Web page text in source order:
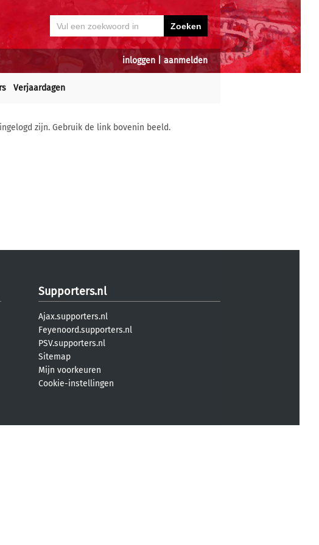
inloggen aanmelden
Verjaardagen
zijn. Gebruik de link bovenin beeld.
Supporters.nl
Ajax.supporters.nl
Feyenoord.supporters.nl
PSV.supporters.nl
Sitemap
Mijn voorkeuren
Cookie-instellingen